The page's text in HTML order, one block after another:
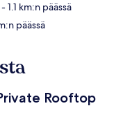
- 1.1 km:n päässä
päässä
Rooftop